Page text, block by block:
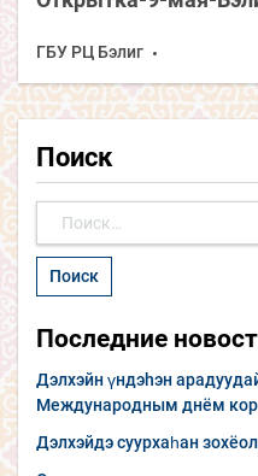
ГБУ РЦ Бэлиг
Поиск
Последние
Дэлхэйн үндэhэн
Международным днём
Дэлхэйдэ суурхаһан